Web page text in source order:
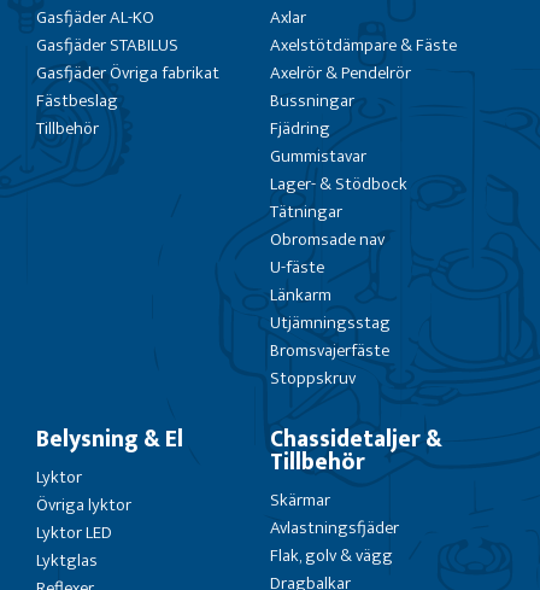
Gasfjäder AL-KO
Gasfjäder STABILUS
Gasfjäder Övriga fabrikat
Fästbeslag
Tillbehör
Axlar
Axelstötdämpare & Fäste
Axelrör & Pendelrör
Bussningar
Fjädring
Gummistavar
Lager- & Stödbock
Tätningar
Obromsade nav
U-fäste
Länkarm
Utjämningsstag
Bromsvajerfäste
Stoppskruv
Belysning & El
Lyktor
Övriga lyktor
Lyktor LED
Lyktglas
Chassidetaljer &
Tillbehör
Skärmar
Avlastningsfjäder
Flak, golv & vägg
Dragbalkar